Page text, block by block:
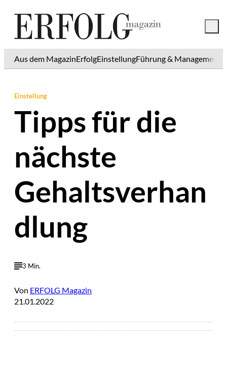
Aus dem MagazinErfolgEinstellungFührung & Management
Einstellung
Tipps für die
nächste
Gehaltsverhan
dlung
3 Min.
Von ERFOLG Magazin
21.01.2022